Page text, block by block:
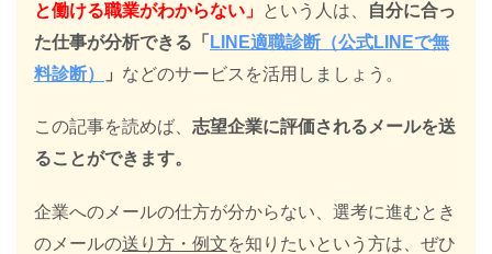
と働ける職業がわからない」 という人は、
自分に合っ
た仕事が分析できる「 LINE適職診断（公式LINEで無
料診断）
」 などのサービスを活用しましょう。
この記事を読めば、 志望企業に評価されるメールを送
ることができます。
企業へのメールの仕方が分からない、選考に進むとき
のメールの送り方・例文を知りたいという方は、ぜひ